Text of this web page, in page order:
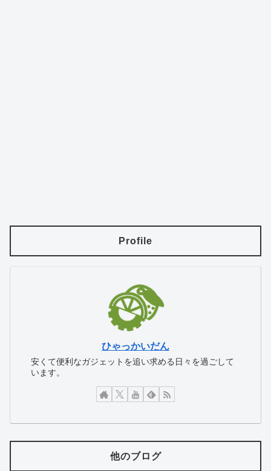
Profile
ひゃっかいだん
安くて便利なガジェットを追い求める日々を過ごして
います。
他のブログ